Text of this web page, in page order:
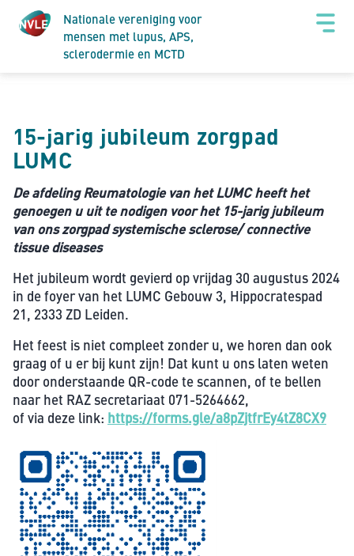
Nationale vereniging voor
mensen met lupus, APS,
sclerodermie en MCTD
15-jarig jubileum zorgpad
LUMC
De afdeling Reumatologie van het LUMC heeft het
genoegen u uit te nodigen voor het 15-jarig jubileum
van ons zorgpad systemische sclerose/ connective
tissue diseases
Het jubileum wordt gevierd op vrijdag 30 augustus 2024
in de foyer van het LUMC Gebouw 3, Hippocratespad
21, 2333 ZD Leiden.
Het feest is niet compleet zonder u, we horen dan ook
graag of u er bij kunt zijn! Dat kunt u ons laten weten
door onderstaande QR-code te scannen, of te bellen
naar het RAZ secretariaat 071-5264662,
of via deze link: https://forms.gle/a8pZjtfrEy4tZ8CX9